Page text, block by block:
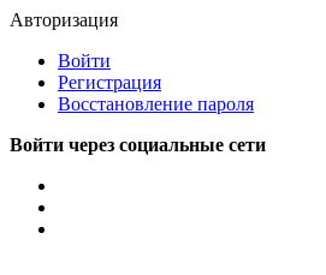
Авторизация
Войти
Регистрация
Восстановление пароля
Войти через социальные сети